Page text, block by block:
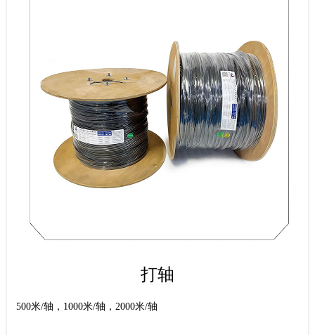
打轴
500米/轴，1000米/轴，2000米/轴